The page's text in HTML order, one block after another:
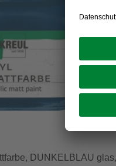
DUNKELBLAU glas,